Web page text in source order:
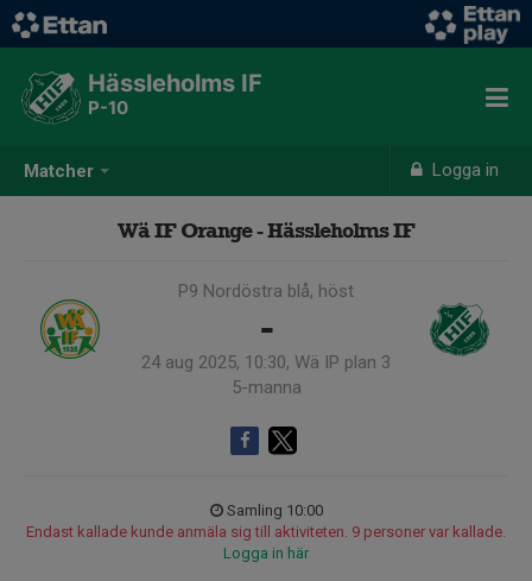
Matcher Logga in
Hässleholms IF
P-10
Wä IF Orange - Hässleholms IF
P9 Nordöstra blå, höst
-
24 aug 2025, 10:30, Wä IP plan 3
5-manna
Samling 10:00
Endast kallade kunde anmäla sig till aktiviteten. 9 personer var kallade.
Logga in här